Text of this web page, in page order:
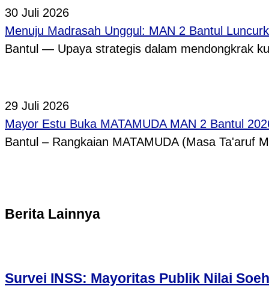
30 Juli 2026
Menuju Madrasah Unggul: MAN 2 Bantul
Bantul — Upaya strategis dalam mendongkrak
29 Juli 2026
Mayor Estu Buka MATAMUDA MAN 2 Bantul
Bantul – Rangkaian MATAMUDA (Masa Ta'aruf
Berita Lainnya
Survei INSS: Mayoritas Publik Nilai